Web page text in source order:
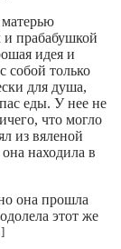
и прабабушкой
идея и
собой только
для душа,
еды. У нее не
что могло
из вяленой
находила в
она прошла
этот же